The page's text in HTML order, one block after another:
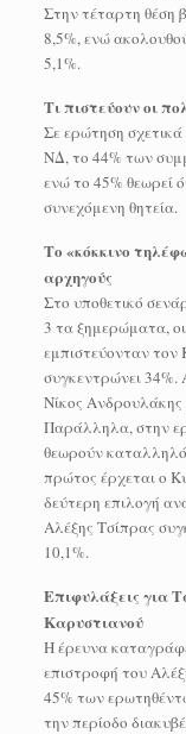
Στην τέταρτη θέση
8,5%, ενώ
5,1%.
Τι πιστεύουν οι
Σε ερώτηση σχετικά
ΝΔ, το 44% των
ενώ το 45% θεωρεί
συνεχόμενη θητεία.
Το «κόκκινο
αρχηγούς
Στο υποθετικό
3 τα ξημερώματα,
εμπιστεύονταν
συγκεντρώνει 34%.
Νίκος Ανδρουλάκης
Παράλληλα, στην
θεωρούν
πρώτος έρχεται ο
δεύτερη επιλογή
Αλέξης Τσίπρας
10,1%.
Επιφυλάξεις για
Καρυστιανού
Η έρευνα
επιστροφή του
45% των
την περίοδο